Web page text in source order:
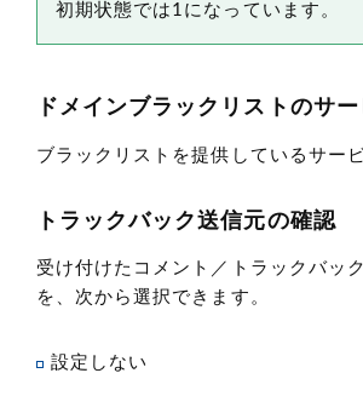
初期状態では1になっています。
ドメインブラックリストのサー
ブラックリストを提供しているサー
トラックバック送信元の確認
受け付けたコメント／トラックバッ
を、次から選択できます。
設定しない